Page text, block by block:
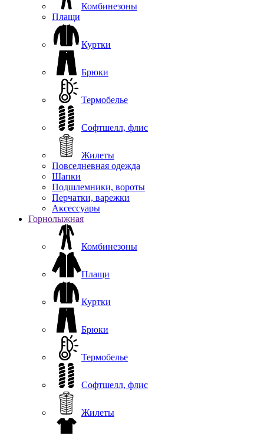
Комбинезоны
Плащи
Куртки
Брюки
Термобелье
Софтшелл, флис
Жилеты
Повседневная одежда
Шапки
Подшлемники, вороты
Перчатки, варежки
Аксессуары
Горнолыжная
Комбинезоны
Плащи
Куртки
Брюки
Термобелье
Софтшелл, флис
Жилеты